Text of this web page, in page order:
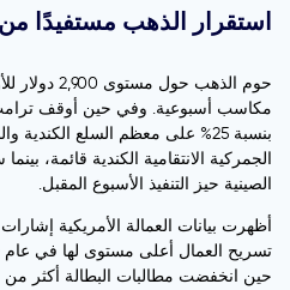
استقرار الذهب مستفيدًا من
حوم الذهب
مكاسب أسبوعية. وفي حين أوقف
بنسبة 25% على معظم السلع
الجمركية الانتقامية الكندية قائمة،
الصينية حيز التنفيذ الأسبوع المقبل.
أظهرت بيانات العمالة الأمريكية
حين انخفضت مطالبات البطالة أكثر من